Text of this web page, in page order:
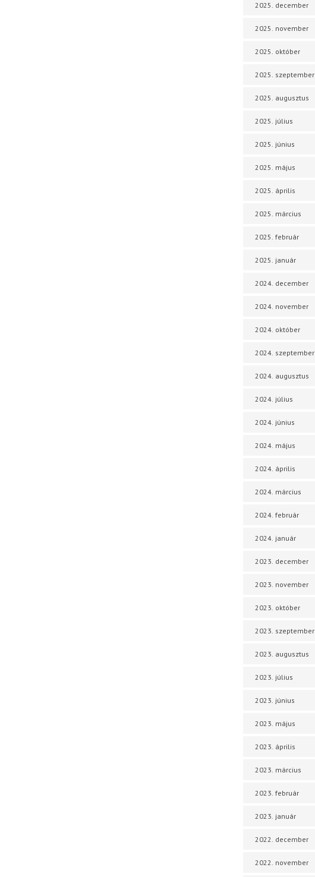
2025. december
2025. november
2025. október
2025. szeptember
2025. augusztus
2025. július
2025. június
2025. május
2025. április
2025. március
2025. február
2025. január
2024. december
2024. november
2024. október
2024. szeptember
2024. augusztus
2024. július
2024. június
2024. május
2024. április
2024. március
2024. február
2024. január
2023. december
2023. november
2023. október
2023. szeptember
2023. augusztus
2023. július
2023. június
2023. május
2023. április
2023. március
2023. február
2023. január
2022. december
2022. november